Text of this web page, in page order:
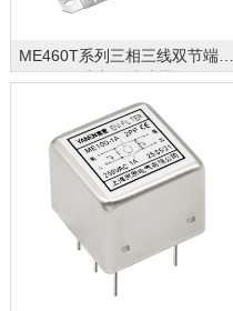
ME460T系列三相三线双节端子
式电源滤波器